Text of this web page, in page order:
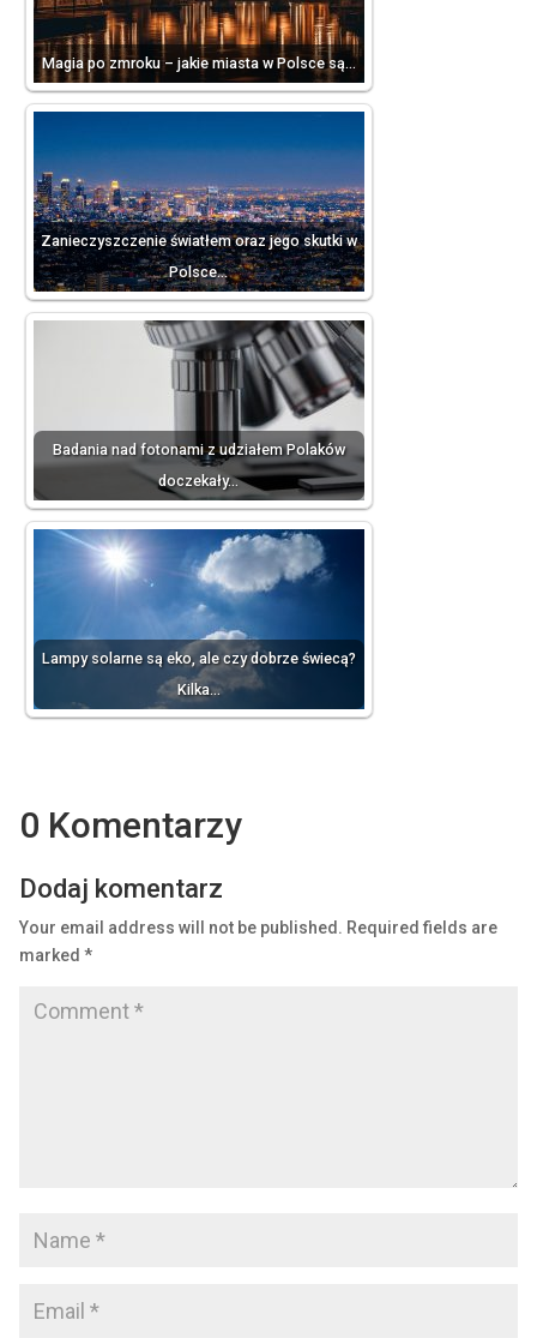
Magia po zmroku – jakie miasta w Polsce są…
Zanieczyszczenie światłem oraz jego skutki w
Polsce…
Badania nad fotonami z udziałem Polaków
doczekały…
Lampy solarne są eko, ale czy dobrze świecą?
Kilka…
0 Komentarzy
Dodaj komentarz
Your email address will not be published. Required fields are
marked *